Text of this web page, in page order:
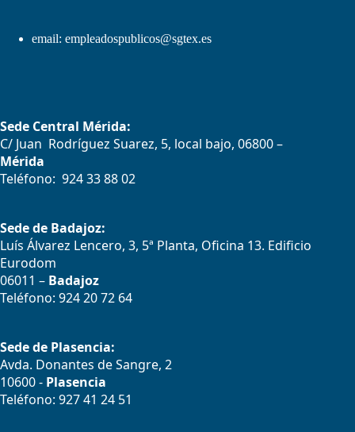
email: empleadospublicos@sgtex.es
Sede Central Mérida:
C/ Juan Rodríguez Suarez, 5, local bajo, 06800 –
Mérida
Teléfono: 924 33 88 02
Sede de Badajoz:
Luís Álvarez Lencero, 3, 5ª Planta, Oficina 13. Edificio
Eurodom
06011 – Badajoz
Teléfono: 924 20 72 64
Sede de Plasencia:
Avda. Donantes de Sangre, 2
10600 - Plasencia
Teléfono: 927 41 24 51